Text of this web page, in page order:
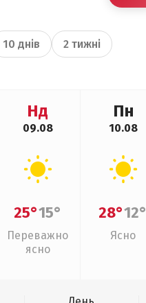
10 днів 2 тижні
Нд
09.08
25°15°
Переважно
ясно
Пн
10.08
28°12°
Ясно